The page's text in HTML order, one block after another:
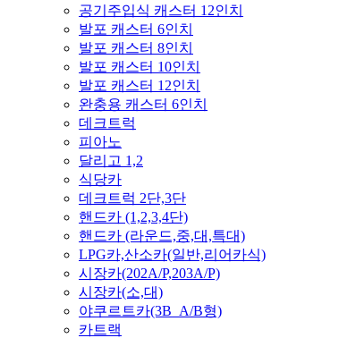
공기주입식 캐스터 12인치
발포 캐스터 6인치
발포 캐스터 8인치
발포 캐스터 10인치
발포 캐스터 12인치
완충용 캐스터 6인치
데크트럭
피아노
달리고 1,2
식당카
데크트럭 2단,3단
핸드카 (1,2,3,4단)
핸드카 (라운드,중,대,특대)
LPG카,산소카(일반,리어카식)
시장카(202A/P,203A/P)
시장카(소,대)
야쿠르트카(3B_A/B형)
카트랙